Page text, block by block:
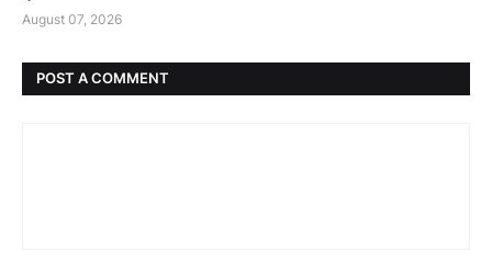
August 07, 2026
POST A COMMENT